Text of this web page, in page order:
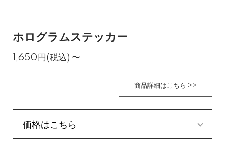
ホログラムステッカー
1,650円(税込) 〜
商品詳細はこちら >>
価格はこちら